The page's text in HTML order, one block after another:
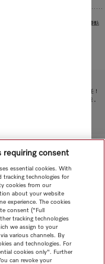
圖片作為範例用於展示產品優點
不對所提供資訊的準確性承擔任何責任！
提供電器聯網工具配件 和 Alexa 功能 。
requiring consent
essential cookies. With
tracking technologies for
cookies from our
about your website
experience. The cookies
consent ("Full
tracking technologies
we assign to your
various channels. By
and technologies. For
cookies only". Further
can revoke your